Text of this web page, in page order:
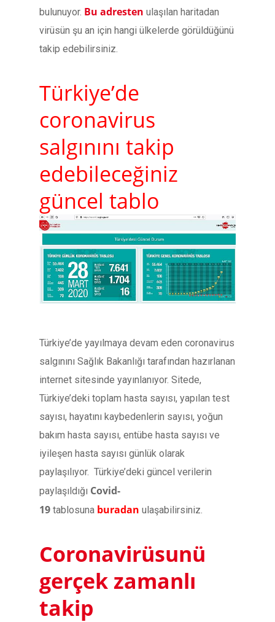
bulunuyor. Bu adresten ulaşılan haritadan
virüsün şu an için hangi ülkelerde görüldüğünü
takip edebilirsiniz.
Türkiye’de
coronavirus
salgınını takip
edebileceğiniz
güncel tablo
Türkiye’de yayılmaya devam eden coronavirus
salgınını Sağlık Bakanlığı tarafından hazırlanan
internet sitesinde yayınlanıyor. Sitede,
Türkiye’deki toplam hasta sayısı, yapılan test
sayısı, hayatını kaybedenlerin sayısı, yoğun
bakım hasta sayısı, entübe hasta sayısı ve
iyileşen hasta sayısı günlük olarak
paylaşılıyor. Türkiye’deki güncel verilerin
paylaşıldığı Covid-
19 tablosuna buradan ulaşabilirsiniz.
Coronavirüsunü
gerçek zamanlı
takip